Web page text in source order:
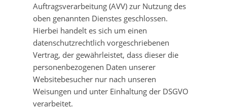
Auftragsverarbeitung (AVV) zur Nutzung des
oben genannten Dienstes geschlossen.
Hierbei handelt es sich um einen
datenschutzrechtlich vorgeschriebenen
Vertrag, der gewährleistet, dass dieser die
personenbezogenen Daten unserer
Websitebesucher nur nach unseren
Weisungen und unter Einhaltung der DSGVO
verarbeitet.